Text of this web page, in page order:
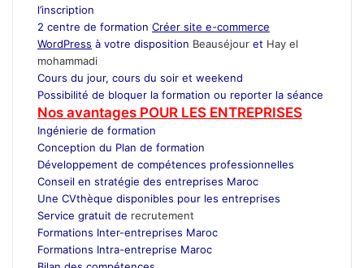
l’inscription
2 centre de formation Créer site e-commerce
WordPress à votre disposition Beauséjour et Hay el
mohammadi
Cours du jour, cours du soir et weekend
Possibilité de bloquer la formation ou reporter la séance
Nos avantages POUR LES ENTREPRISES
Ingénierie de formation
Conception du Plan de formation
Développement de compétences professionnelles
Conseil en stratégie des entreprises Maroc
Une CVthèque disponibles pour les entreprises
Service gratuit de recrutement
Formations Inter-entreprises Maroc
Formations Intra-entreprise Maroc